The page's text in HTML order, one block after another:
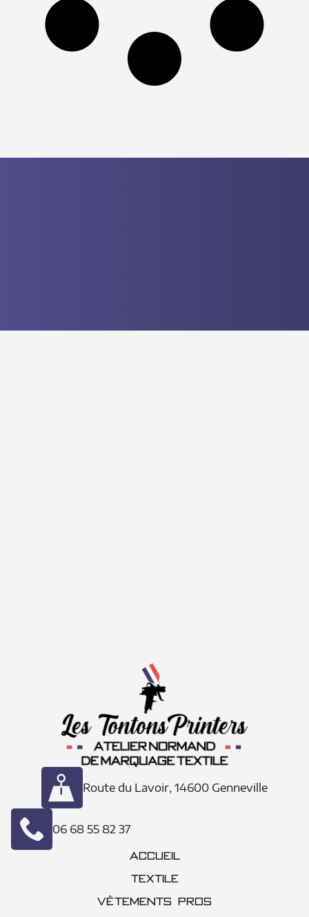
Route du Lavoir, 14600 Genneville
06 68 55 82 37
ACCUEIL
TEXTILE
VÊTEMENTS PROS